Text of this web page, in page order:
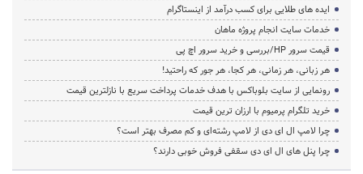
ایده های طلایی برای کسب درآمد از اینستاگرام
خدمات سایت انجام پروژه ماهان
قیمت سرور HP/بررسی و خرید سرور اچ پی
هر زبانی، هر زمانی، هر کجا، هر جور که راحتید!
رونمایی از سایت بلوباکس با هدف خدمات پرداخت سریع با نازلترین قیمت
خرید تلگرام پرمیوم با ارزان ترین قیمت
چرا لامپ ال ای دی از لامپ رشته‌ای و کم مصرف بهتر است؟
چرا پنل های ال ای دی سقفی فروش خوبی دارند؟